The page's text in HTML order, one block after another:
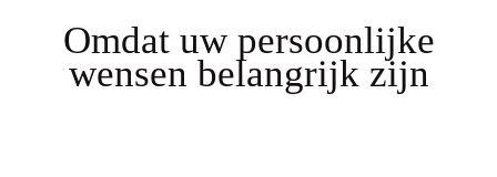
Omdat uw persoonlijke
wensen belangrijk zijn